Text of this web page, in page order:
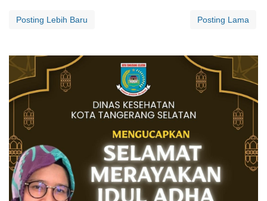
Posting Lebih Baru Posting Lama